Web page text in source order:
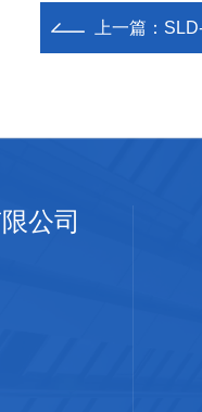
上一篇：
公司